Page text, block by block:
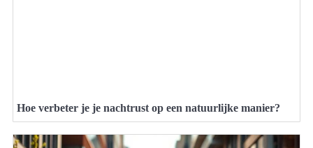
Hoe verbeter je je nachtrust op een natuurlijke manier?